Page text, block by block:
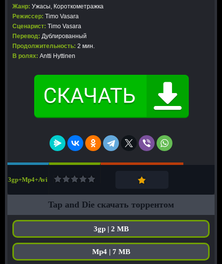
Жанр: Ужасы, Короткометражка
Режиссер: Timo Vasara
Сценарист: Timo Vasara
Перевод: Дублированный
Продолжительность: 2 мин.
В ролях: Antti Hyttinen
3gp+Mp4+Avi
Tap and Die скачать торрентом
3gp | 2 MB
Mp4 | 7 MB